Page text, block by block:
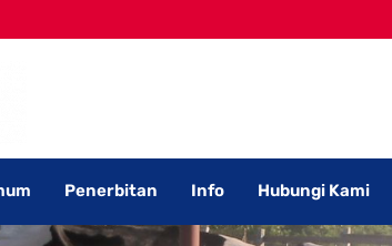
Penerbitan Info Hubungi Kami